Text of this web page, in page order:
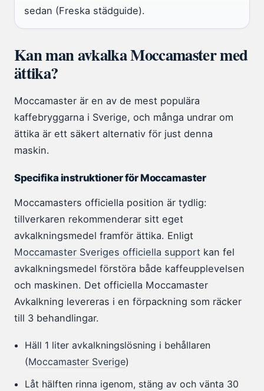
sedan (Freska städguide).
Kan man avkalka Moccamaster med
ättika?
Moccamaster är en av de mest populära
kaffebryggarna i Sverige, och många undrar om
ättika är ett säkert alternativ för just denna
maskin.
Specifika instruktioner för Moccamaster
Moccamasters officiella position är tydlig:
tillverkaren rekommenderar sitt eget
avkalkningsmedel framför ättika. Enligt
Moccamaster Sveriges officiella support kan fel
avkalkningsmedel förstöra både kaffeupplevelsen
och maskinen. Det officiella Moccamaster
Avkalkning levereras i en förpackning som räcker
till 3 behandlingar.
Häll 1 liter avkalkningslösning i behållaren
(Moccamaster Sverige)
Låt hälften rinna igenom, stäng av och vänta 30